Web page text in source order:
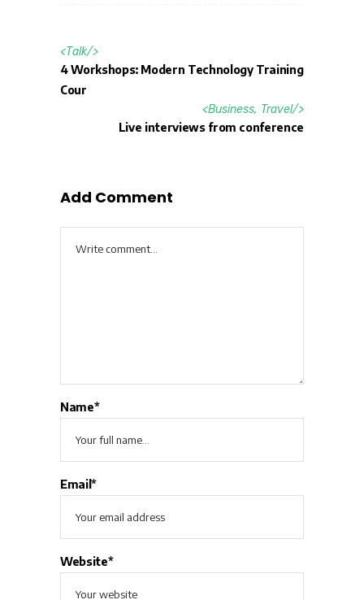
<Talk/>
4 Workshops: Modern Technology Training
Cour
<Business, Travel/>
Live interviews from conference
Add Comment
Name*
Email*
Website*